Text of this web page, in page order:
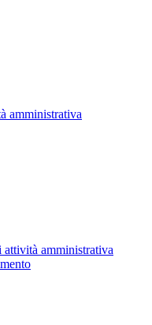
amministrativa
attività amministrativa